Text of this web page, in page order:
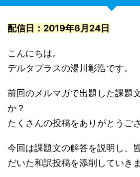
配信日：2019年6月24日
こんにちは。
デルタプラスの湯川彰浩です。
前回のメルマガで出題した課題
か？
たくさんの投稿をありがとうご
今回は課題文の解答を説明し、
だいた和訳投稿を添削していきま